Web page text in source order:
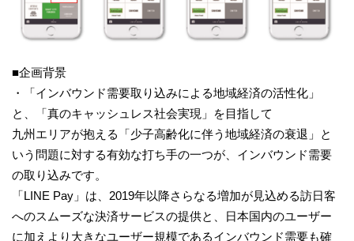
■企画背景
・「インバウンド需要取り込みによる地域経済の活性化」
と、「真のキャッシュレス社会実現」を目指して
九州エリアが抱える「少子高齢化に伴う地域経済の衰退」と
いう問題に対する有効な打ち手の一つが、インバウンド需要
の取り込みです。
「LINE Pay」は、2019年以降さらなる増加が見込める訪日客
へのスムーズな決済サービスの提供と、日本国内のユーザー
に加えより大きなユーザー規模であるインバウンド需要も確